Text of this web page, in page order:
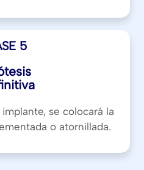
5
se colocará la
o atornillada.